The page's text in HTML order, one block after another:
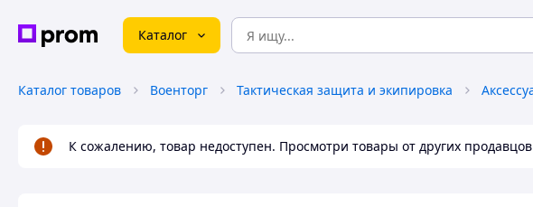
Каталог
Каталог товаров Военторг Тактическая защита и экипировка
К сожалению, товар недоступен. Просмотри товары от других продавцов